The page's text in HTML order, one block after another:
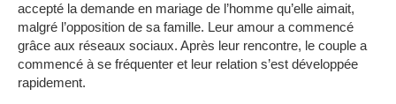
accepté la demande en mariage de l’homme qu’elle aimait,
malgré l’opposition de sa famille. Leur amour a commencé
grâce aux réseaux sociaux. Après leur rencontre, le couple a
commencé à se fréquenter et leur relation s’est développée
rapidement.